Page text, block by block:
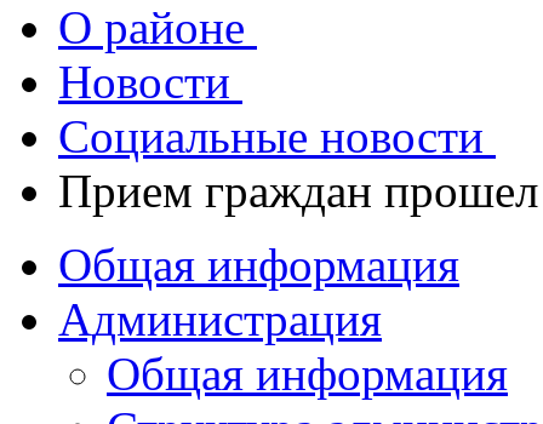
О районе
Новости
Социальные новости
Прием граждан прошел
Общая информация
Администрация
Общая информация